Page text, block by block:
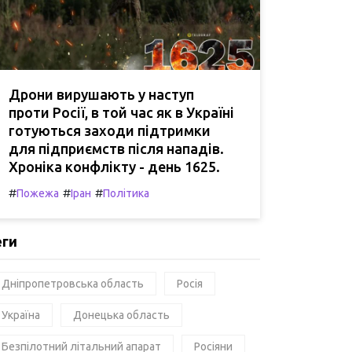
Дрони вирушають у наступ
проти Росії, в той час як в Україні
готуються заходи підтримки
для підприємств після нападів.
Хроніка конфлікту - день 1625.
#Пожежа #Іран #Політика
Дніпропетровська область Росія
Україна Донецька область
Безпілотний літальний апарат Росіяни